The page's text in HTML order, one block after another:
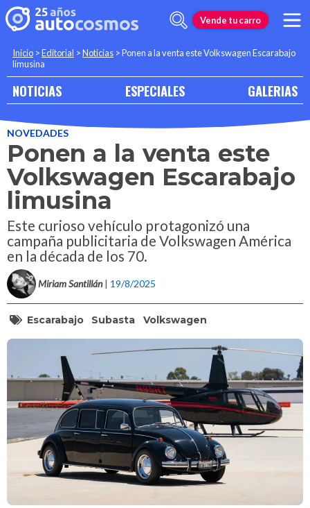
Vende tu carro
Inicio >Editorial >Noticias >Ponen a la venta este Volkswagen Escarabajo
limusina
NOTICIAS ESPECIALES GALERIAS
NOVEDADES
Ponen a la venta este
Volkswagen Escarabajo
limusina
Este curioso vehículo protagonizó una
campaña publicitaria de Volkswagen América
en la década de los 70.
Miriam Santillán | 19/8/2025
Escarabajo Subasta Volkswagen